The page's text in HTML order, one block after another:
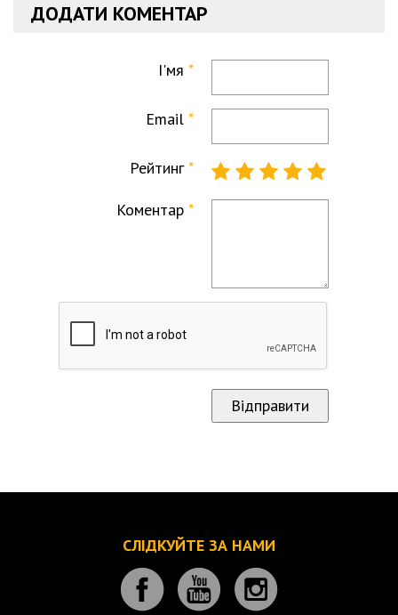
ДОДАТИ КОМЕНТАР
І'мя
Email
Рейтинг
Коментар
СЛІДКУЙТЕ ЗА НАМИ